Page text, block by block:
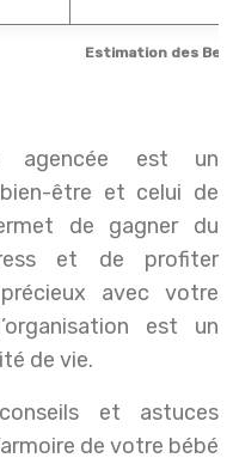
Estimation des
agencée est un
être et celui de
de gagner du
et de profiter
avec votre
est un
de vie.
et astuces
de votre bébé